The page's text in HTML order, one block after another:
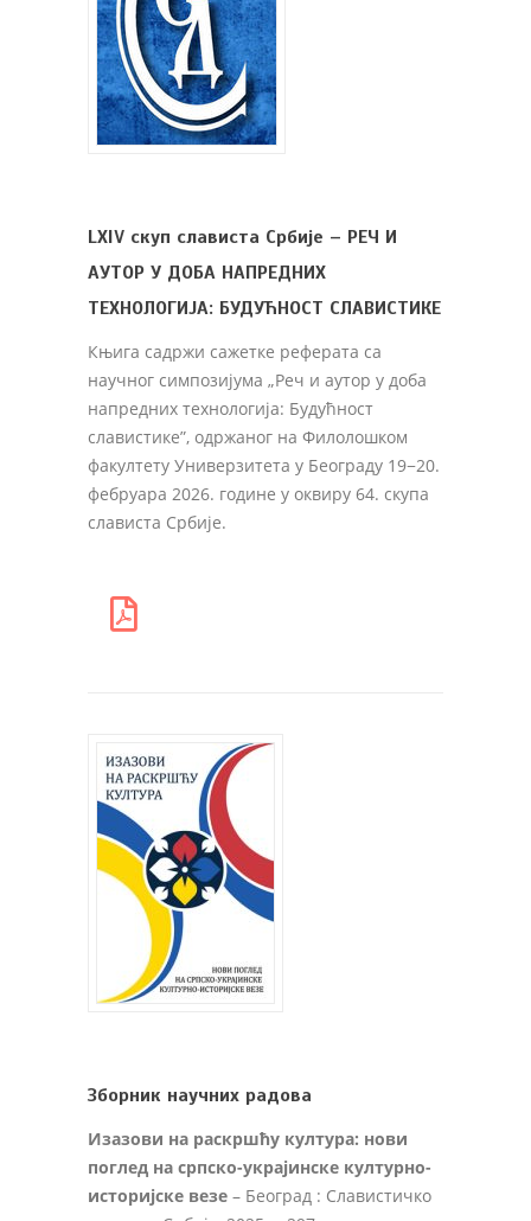
LXIV скуп слависта Србије – РЕЧ И
АУТОР У ДОБА НАПРЕДНИХ
ТЕХНОЛОГИЈА: БУДУЋНОСТ СЛАВИСТИКЕ
Књига садржи сажетке реферата са
научног симпозијума „Реч и аутор у доба
напредних технологија: Будућност
славистике”, одржаног на Филолошком
факултету Универзитета у Београду 19−20.
фебруара 2026. године у оквиру 64. скупа
слависта Србије.
Зборник научних радова
Изазови на раскршћу култура: нови
поглед на српско-украјинске културно-
историјске везе – Београд : Славистичко